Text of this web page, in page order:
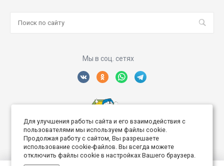
Мы в соц. сетях
Создание интернет сайта
Для улучшения работы сайта и его взаимодействия с
пользователями мы используем файлы cookie.
Продолжая работу с сайтом, Вы разрешаете
использование cookie-файлов. Вы всегда можете
отключить файлы cookie в настройках Вашего браузера.